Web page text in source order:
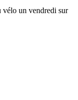
vélo un vendredi sur